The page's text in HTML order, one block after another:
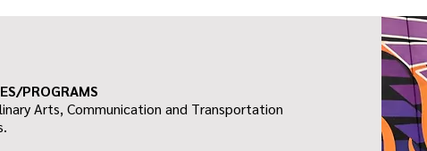
PROGRAMS
Arts, Communication and Transportation